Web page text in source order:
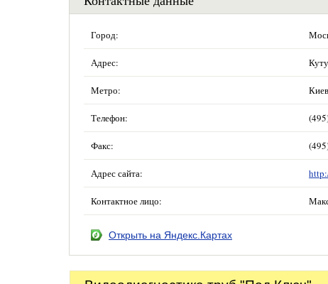
Город:
Адрес:
Метро:
Телефон:
Факс:
Адрес сайта:
Контактное лицо:
Открыть на Яндекс.Картах